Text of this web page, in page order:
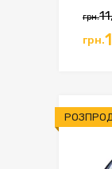
грн.
грн.